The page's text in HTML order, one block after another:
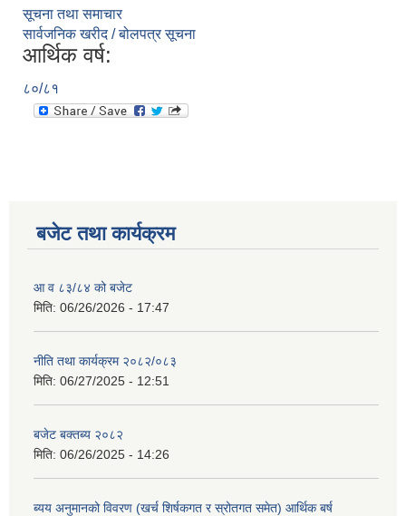
सूचना तथा समाचार
सार्वजनिक खरीद / बोलपत्र सूचना
आर्थिक वर्ष:
८०/८१
बजेट तथा कार्यक्रम
आ व ८३/८४ को बजेट
मिति: 06/26/2026 - 17:47
नीति तथा कार्यक्रम २०८२/०८३
मिति: 06/27/2025 - 12:51
बजेट बक्तब्य २०८२
मिति: 06/26/2025 - 14:26
ब्यय अनुमानको विवरण (खर्च शिर्षकगत र स्रोतगत समेत) आर्थिक बर्ष